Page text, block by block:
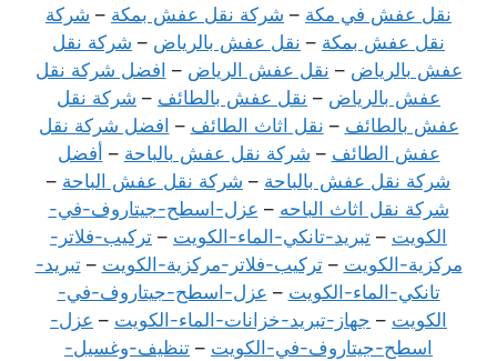
نقل عفش في مكة– شركة نقل عفش بمكة– شركة
نقل عفش بمكة– نقل عفش بالرياض– شركة نقل
عفش بالرياض– نقل عفش الرياض– افضل شركة نقل
عفش بالرياض– نقل عفش بالطائف– شركة نقل
عفش بالطائف– نقل اثاث الطائف– افضل شركة نقل
عفش الطائف– شركة نقل عفش بالباحة– أفضل
شركة نقل عفش بالباحة– شركة نقل عفش الباحة–
شركة نقل اثاث الباحه– عزل-اسطح-جيتاروف-في-
الكويت– تبريد-تانكي-الماء-الكويت– تركيب-فلاتر-
مركزية-الكويت– تركيب-فلاتر-مركزية-الكويت– تبريد-
تانكي-الماء-الكويت– عزل-اسطح-جيتاروف-في-
الكويت– جهاز-تبريد-خزانات-الماء-الكويت– عزل-
اسطح-جيتاروف-في-الكويت– تنظيف-وغسيل-